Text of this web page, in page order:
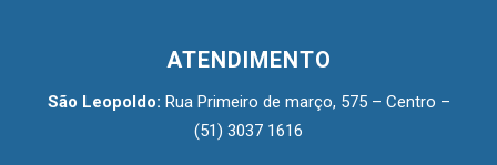
ATENDIMENTO
São Leopoldo: Rua Primeiro de março, 575 – Centro –
(51) 3037 1616